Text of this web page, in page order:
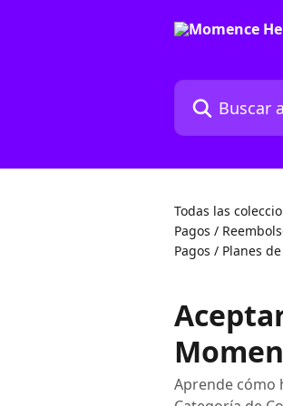
Buscar
Todas las
Pagos /
Pagos / Planes
Aprende cómo